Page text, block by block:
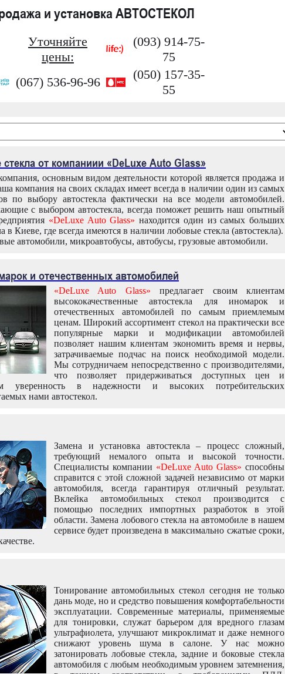
и установка АВТОСТЕКОЛ
Уточняйте
цены:
(093) 914-75-
75
(067) 536-96-96
(050) 157-35-
55
от компаниии «DeLuxe Auto Glass»
основным видом деятельности которой является продажа и
компания на своих складах имеет всегда в наличии один из самых
по выбору автостекла фактически на все модели автомобилей.
с выбором автостекла, всегда поможет решить наш опытный
«DeLuxe Auto Glass» находится один из самых больших
в Киеве, где всегда имеются в наличии лобовые стекла (автостекла).
автомобили, микроавтобусы, автобусы, грузовые автомобили.
и отечественных автомобилей
«DeLuxe Auto Glass» предлагает своим клиентам
высококачественные автостекла для иномарок и
отечественных автомобилей по самым приемлемым
ценам. Широкий ассортимент стекол на практически все
популярные марки и модификации автомобилей
позволяет нашим клиентам экономить время и нервы,
затрачиваемые подчас на поиск необходимой модели.
Мы сотрудничаем непосредственно с производителями,
что позволяет придерживаться доступных цен и
уверенность в надежности и высоких потребительских
нами автостекол.
Замена и установка автостекла – процесс сложный,
требующий немалого опыта и высокой точности.
Специалисты компании «DeLuxe Auto Glass» способны
справится с этой сложной задачей независимо от марки
автомобиля, всегда гарантируя отличный результат.
Вклейка автомобильных стекол производится с
помощью последних импортных разработок в этой
области. Замена лобового стекла на автомобиле в нашем
сервисе будет произведена в максимально сжатые сроки,
Тонирование автомобильных стекол сегодня не только
дань моде, но и средство повышения комфортабельности
эксплуатации. Современные материалы, применяемые
для тонировки, служат барьером для вредного глазам
ультрафиолета, улучшают микроклимат и даже немного
снижают уровень шума в салоне. У нас можно
затонировать лобовые стекла, задние и боковые стекла
автомобиля с любым необходимым уровнем затемнения,